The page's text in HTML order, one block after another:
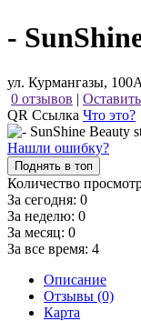
-
ул. Курмангазы,
0 отзывов |
QR Ссылка Что это?
Нашли ошибку?
Поднять в топ
Количество
За сегодня: 0
За неделю: 0
За месяц: 0
За все время: 4
Описание
Отзывы (0)
Карта